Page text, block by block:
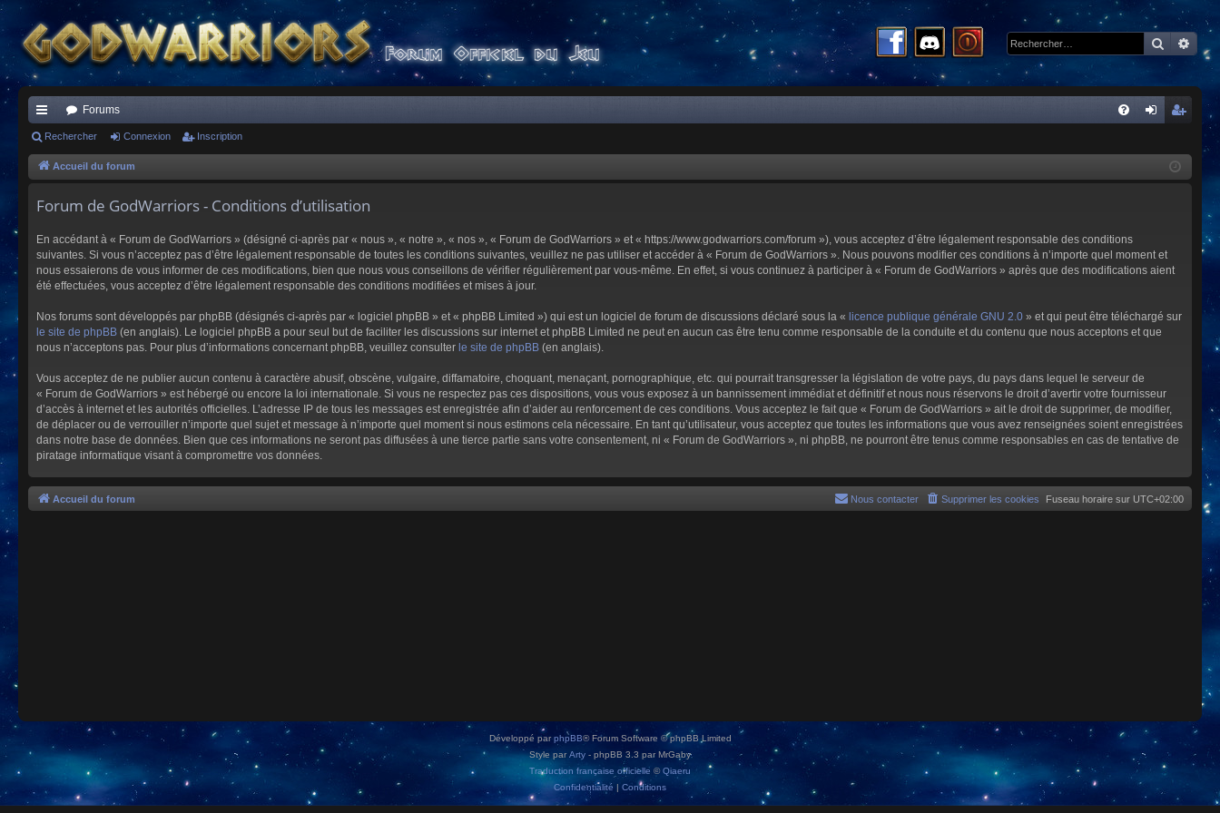
ac
co
s
Forums
cri
Rechercher Connexion Inscription
Accueil du forum
Forum de GodWarriors - Conditions d’utilisation
En accédant à « Forum de GodWarriors » (désigné ci-après par « nous », « notre », « nos », « Forum de GodWarriors » et « https://www.godwarriors.com/forum »), vous acceptez d’être légalement responsable des conditions
suivantes. Si vous n’acceptez pas d’être légalement responsable de toutes les conditions suivantes, veuillez ne pas utiliser et accéder à « Forum de GodWarriors ». Nous pouvons modifier ces conditions à n’importe quel moment et
nous essaierons de vous informer de ces modifications, bien que nous vous conseillons de vérifier régulièrement par vous-même. En effet, si vous continuez à participer à « Forum de GodWarriors » après que des modifications aient
été effectuées, vous acceptez d’être légalement responsable des conditions modifiées et mises à jour.
Nos forums sont développés par phpBB (désignés ci-après par « logiciel phpBB » et « phpBB Limited ») qui est un logiciel de forum de discussions déclaré sous la « licence publique générale GNU 2.0 » et qui peut être téléchargé sur
le site de phpBB (en anglais). Le logiciel phpBB a pour seul but de faciliter les discussions sur internet et phpBB Limited ne peut en aucun cas être tenu comme responsable de la conduite et du contenu que nous acceptons et que
nous n’acceptons pas. Pour plus d’informations concernant phpBB, veuillez consulter le site de phpBB (en anglais).
Vous acceptez de ne publier aucun contenu à caractère abusif, obscène, vulgaire, diffamatoire, choquant, menaçant, pornographique, etc. qui pourrait transgresser la législation de votre pays, du pays dans lequel le serveur de
« Forum de GodWarriors » est hébergé ou encore la loi internationale. Si vous ne respectez pas ces dispositions, vous vous exposez à un bannissement immédiat et définitif et nous nous réservons le droit d’avertir votre fournisseur
d’accès à internet et les autorités officielles. L’adresse IP de tous les messages est enregistrée afin d’aider au renforcement de ces conditions. Vous acceptez le fait que « Forum de GodWarriors » ait le droit de supprimer, de modifier,
de déplacer ou de verrouiller n’importe quel sujet et message à n’importe quel moment si nous estimons cela nécessaire. En tant qu’utilisateur, vous acceptez que toutes les informations que vous avez renseignées soient enregistrées
dans notre base de données. Bien que ces informations ne seront pas diffusées à une tierce partie sans votre consentement, ni « Forum de GodWarriors », ni phpBB, ne pourront être tenus comme responsables en cas de tentative de
piratage informatique visant à compromettre vos données.
Accueil du forum Fuseau horaire sur UTC+02:00
Supprimer les cookies
Nous contacter
Développé parphpBB® Forum Software © phpBB Limited
Style par Arty - phpBB 3.3 par MrGaby
Traduction française officielle ©Qiaeru
Confidentialité | Conditions